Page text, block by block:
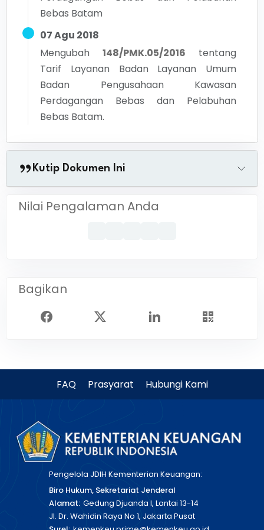
Bebas Batam
07 Agu 2018
Mengubah
148/PMK.05/2016
tentang
Tarif Layanan Badan Layanan Umum
Badan Pengusahaan Kawasan
Perdagangan Bebas dan Pelabuhan
Bebas Batam.
Kutip Dokumen Ini
Nilai Pengalaman Anda
Bagikan
FAQ Prasyarat Hubungi Kami
Pengelola JDIH Kementerian Keuangan:
Biro Hukum, Sekretariat Jenderal
Alamat: Gedung Djuanda I, Lantai 13-14
Jl. Dr. Wahidin Raya No 1, Jakarta Pusat